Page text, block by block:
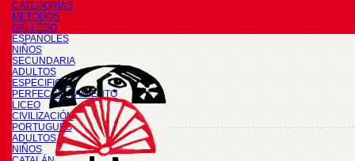
CATEGORÍAS
METODOS
GALLEGO
ESPAÑOLES
NIÑOS
SECUNDARIA
ADULTOS
ESPECIFICOS
PERFECCIONAMIENTO
LICEO
CIVILIZACIÓN
PORTUGUÉS
ADULTOS
NIÑOS